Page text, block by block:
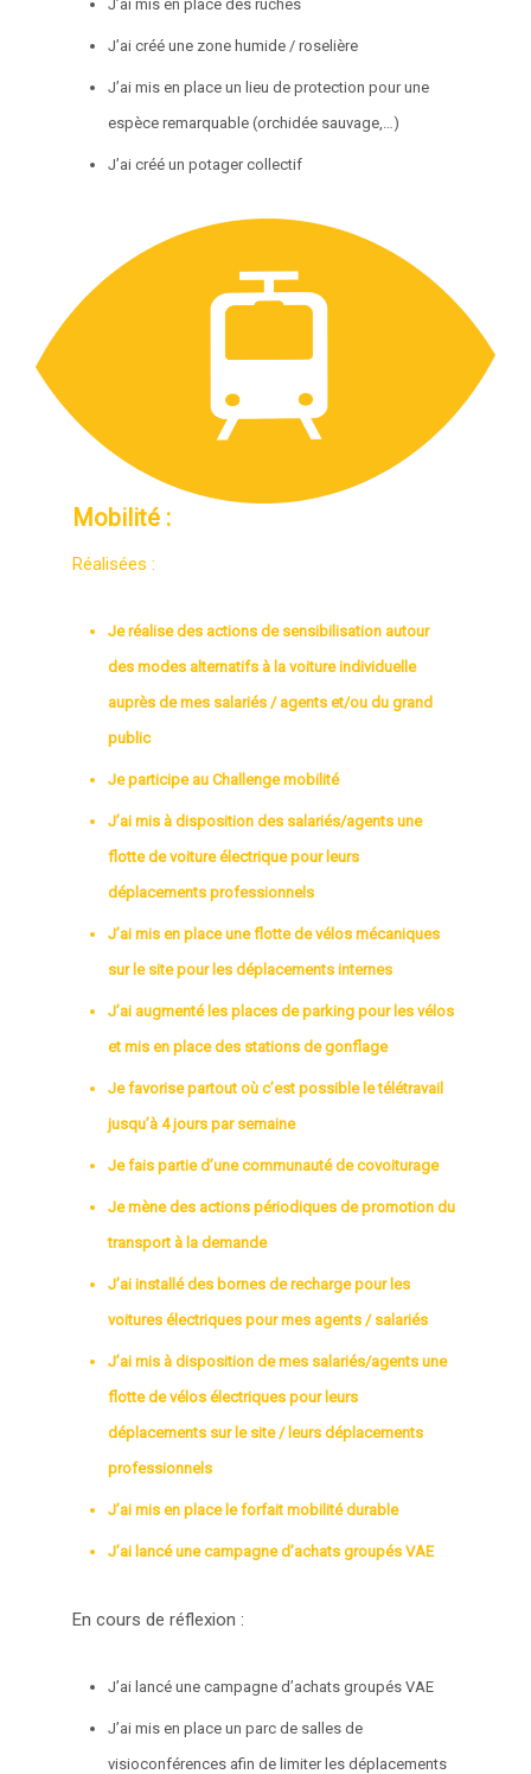
J’ai mis en place des ruches
J’ai créé une zone humide / roselière
J’ai mis en place un lieu de protection pour une
espèce remarquable (orchidée sauvage,…)
J’ai créé un potager collectif
Mobilité :
Réalisées :
Je réalise des actions de sensibilisation autour
des modes alternatifs à la voiture individuelle
auprès de mes salariés / agents et/ou du grand
public
Je participe au Challenge mobilité
J’ai mis à disposition des salariés/agents une
flotte de voiture électrique pour leurs
déplacements professionnels
J’ai mis en place une flotte de vélos mécaniques
sur le site pour les déplacements internes
J’ai augmenté les places de parking pour les vélos
et mis en place des stations de gonflage
Je favorise partout où c’est possible le télétravail
jusqu’à 4 jours par semaine
Je fais partie d’une communauté de covoiturage
Je mène des actions périodiques de promotion du
transport à la demande
J’ai installé des bornes de recharge pour les
voitures électriques pour mes agents / salariés
J’ai mis à disposition de mes salariés/agents une
flotte de vélos électriques pour leurs
déplacements sur le site / leurs déplacements
professionnels
J’ai mis en place le forfait mobilité durable
J’ai lancé une campagne d’achats groupés VAE
En cours de réflexion :
J’ai lancé une campagne d’achats groupés VAE
J’ai mis en place un parc de salles de
visioconférences afin de limiter les déplacements